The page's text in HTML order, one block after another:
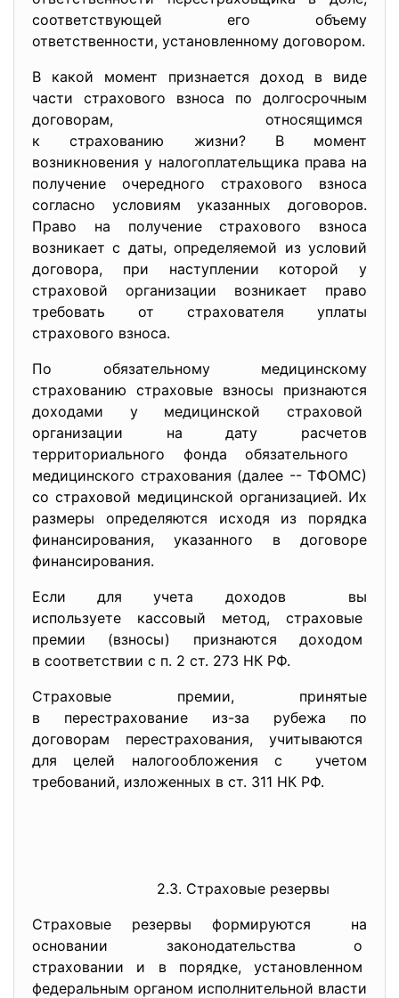
соответствующей его объему
ответственности, установленному договором.
В какой момент признается доход в виде
части страхового взноса по долгосрочным
договорам, относящимся
к страхованию жизни? В момент
возникновения у налогоплательщика права на
получение очередного страхового взноса
согласно условиям указанных договоров.
Право на получение страхового взноса
возникает с даты, определяемой из условий
договора, при наступлении которой у
страховой организации возникает право
требовать от страхователя уплаты
страхового взноса.
По обязательному медицинскому
страхованию страховые взносы признаются
доходами у медицинской страховой
организации на дату расчетов
территориального фонда обязательного
медицинского страхования (далее -- ТФОМС)
со страховой медицинской организацией. Их
размеры определяются исходя из порядка
финансирования, указанного в договоре
финансирования.
Если для учета доходов вы
используете кассовый метод, страховые
премии (взносы) признаются доходом
в соответствии с п. 2 ст. 273 НК РФ.
Страховые премии, принятые
в перестрахование из-за рубежа по
договорам перестрахования, учитываются
для целей налогообложения с учетом
требований, изложенных в ст. 311 НК РФ.
2.3. Страховые резервы
Страховые резервы формируются на
основании законодательства о
страховании и в порядке, установленном
федеральным органом исполнительной власти